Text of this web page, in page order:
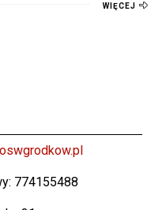
WIĘCEJ
774155488